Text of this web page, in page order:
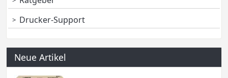
Drucker-Support
Neue Artikel